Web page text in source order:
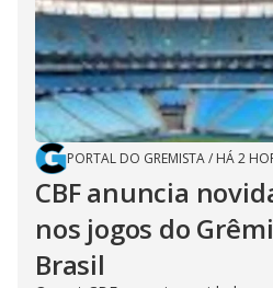
PORTAL DO GREMISTA/ HÁ 2
CBF anuncia
nos jogos do
Brasil